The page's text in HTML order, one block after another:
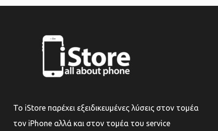
Το iStore παρέχει εξειδικευμένες λύσεις στον τομέα
τον iPhone αλλά και στον τομέα του service